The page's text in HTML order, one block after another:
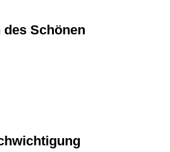
Schönen